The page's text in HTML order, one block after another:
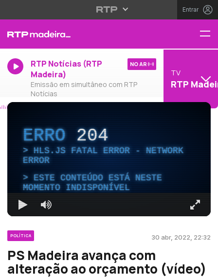
Entrar
RTP Notícias (RTP
Madeira)
Emissão em simultâneo com RTP
Notícias
NO AR
TV
RTP
ERRO204
HLS.JS FATAL ERROR - NETWORK
ERROR
ESTE CONTEÚDO ESTÁ NESTE
MOMENTO INDISPONÍVEL
POLÍTICA 30 abr, 2022, 22:32
PS Madeira avança com
alteração ao orçamento (vídeo)